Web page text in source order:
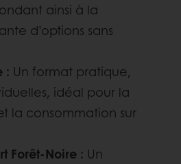
ainsi à la
d’options sans
: Un format pratique,
idéal pour la
la consommation sur
Forêt-Noire : Un